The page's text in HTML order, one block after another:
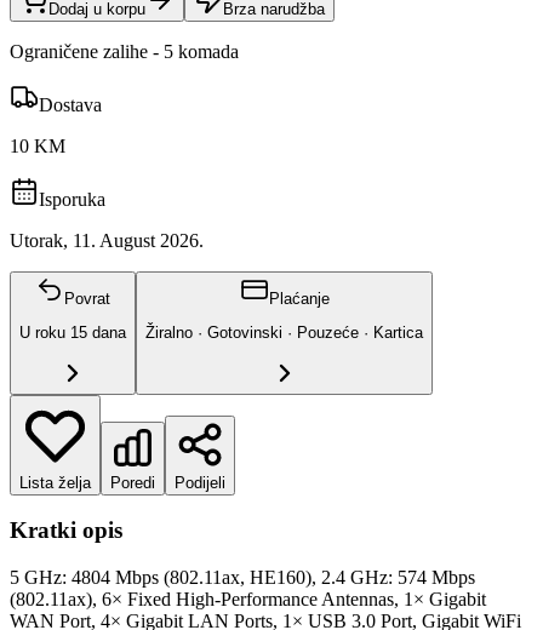
Dodaj u korpu Brza narudžba
Ograničene zalihe - 5 komada
Dostava
10 KM
Isporuka
Utorak, 11. August 2026.
Povrat
U roku 15 dana
Plaćanje
Žiralno · Gotovinski · Pouzeće · Kartica
Lista želja Poredi Podijeli
Kratki opis
5 GHz: 4804 Mbps (802.11ax, HE160), 2.4 GHz: 574 Mbps
(802.11ax), 6× Fixed High-Performance Antennas, 1× Gigabit
WAN Port, 4× Gigabit LAN Ports, 1× USB 3.0 Port, Gigabit WiFi